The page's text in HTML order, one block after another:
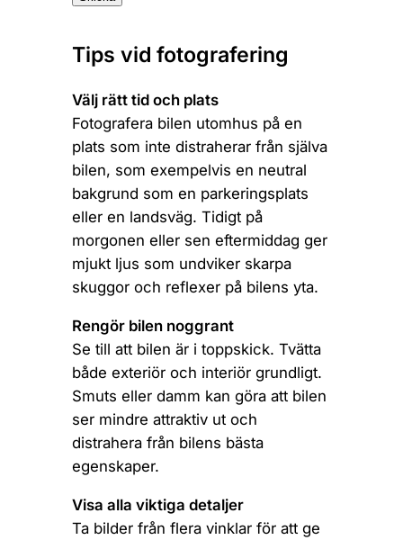
Tips vid fotografering
Välj rätt tid och plats
Fotografera bilen utomhus på en
plats som inte distraherar från själva
bilen, som exempelvis en neutral
bakgrund som en parkeringsplats
eller en landsväg. Tidigt på
morgonen eller sen eftermiddag ger
mjukt ljus som undviker skarpa
skuggor och reflexer på bilens yta.
Rengör bilen noggrant
Se till att bilen är i toppskick. Tvätta
både exteriör och interiör grundligt.
Smuts eller damm kan göra att bilen
ser mindre attraktiv ut och
distrahera från bilens bästa
egenskaper.
Visa alla viktiga detaljer
Ta bilder från flera vinklar för att ge